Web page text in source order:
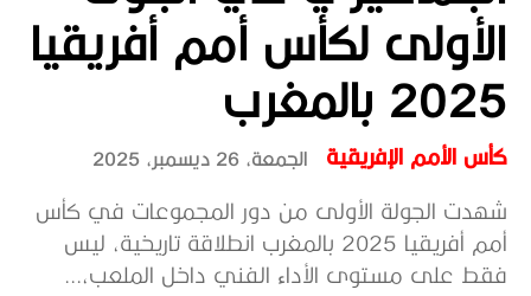
الأولى لكأس أمم أفريقيا
2025 بالمغرب
كأس الأمم الإفريقية الجمعة، 26 ديسمبر، 2025
شهدت الجولة الأولى من دور المجموعات في كأس
أمم أفريقيا 2025 بالمغرب انطلاقة تاريخية، ليس
فقط على مستوى الأداء الفني داخل الملعب،...